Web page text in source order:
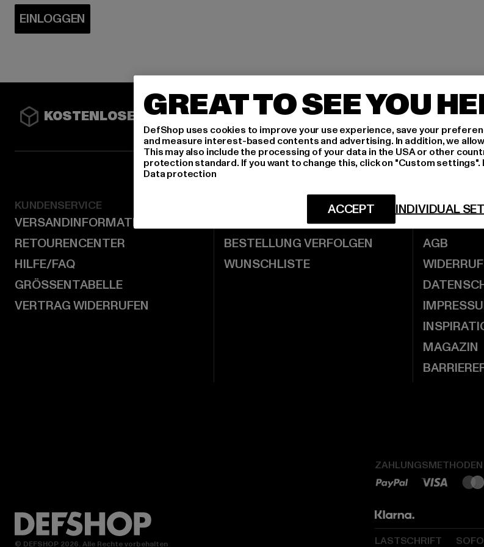
EINLOGGEN
KOSTENLOSE RETOURE TIEFPREISGARANTIE SICHERE
KUNDENSERVICE
VERSANDINFORMATIONEN
RETOURENCENTER
HILFE/FAQ
GRÖSSENTABELLE
VERTRAG WIDERRUFEN
MEIN KUNDENKONTO
BESTELLUNG VERFOLGEN
WUNSCHLISTE
DEFSHOP
AGB
MAGAZIN
ZAHLUNGSMETHODEN
LASTSCHRIFT
© DEFSHOP 2026. Alle Rechte vorbehalten
GREAT TO SEE YOU
DefShop uses cookies to improve your use experience, save your
and measure interest-based contents and advertising. In addition, we
This may also include the processing of your data in the USA or other
protection standard. If you want to change this, click on "Custom settings".
Data protection
INDIVIDUAL
ACCEPT